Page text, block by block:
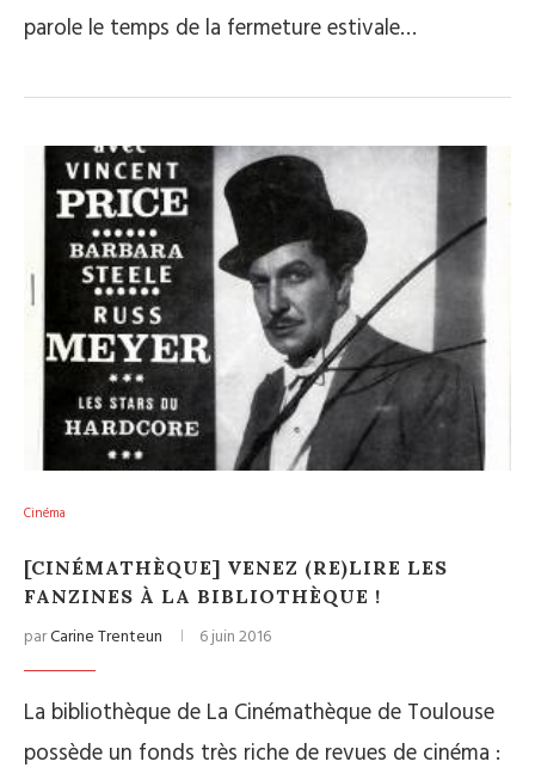
parole le temps de la fermeture estivale…
Cinéma
[CINÉMATHÈQUE] VENEZ (RE)LIRE LES
FANZINES À LA BIBLIOTHÈQUE !
parCarine Trenteun 6 juin 2016
La bibliothèque de La Cinémathèque de Toulouse
possède un fonds très riche de revues de cinéma :